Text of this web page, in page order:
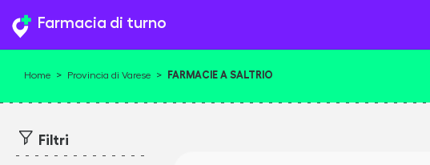
Farmacia di turno
Home > Provincia di Varese > FARMACIE A SALTRIO
Filtri